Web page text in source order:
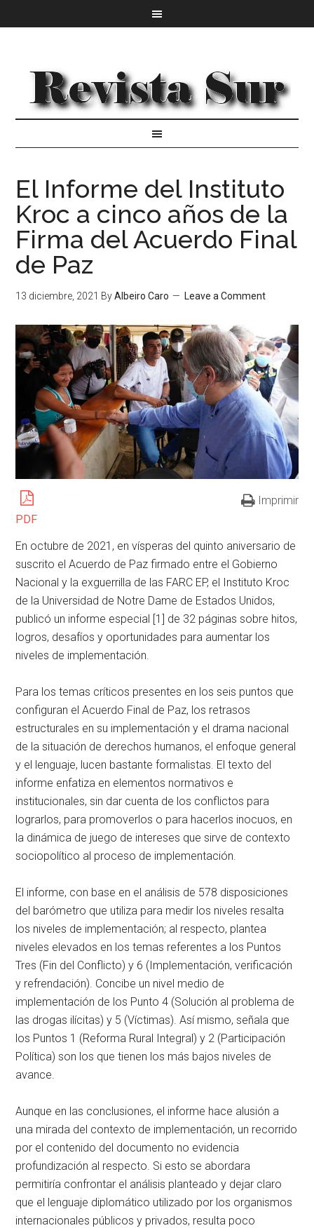
El Informe del Instituto
Kroc a cinco años de la
Firma del Acuerdo Final
de Paz
13 diciembre, 2021 ByAlbeiro Caro Leave a Comment
PDF
Imprimir
En octubre de 2021, en vísperas del quinto aniversario de
suscrito el Acuerdo de Paz firmado entre el Gobierno
Nacional y la exguerrilla de las FARC EP, el Instituto Kroc
de la Universidad de Notre Dame de Estados Unidos,
publicó un informe especial [1] de 32 páginas sobre hitos,
logros, desafíos y oportunidades para aumentar los
niveles de implementación.
Para los temas críticos presentes en los seis puntos que
configuran el Acuerdo Final de Paz, los retrasos
estructurales en su implementación y el drama nacional
de la situación de derechos humanos, el enfoque general
y el lenguaje, lucen bastante formalistas. El texto del
informe enfatiza en elementos normativos e
institucionales, sin dar cuenta de los conflictos para
lograrlos, para promoverlos o para hacerlos inocuos, en
la dinámica de juego de intereses que sirve de contexto
sociopolítico al proceso de implementación.
El informe, con base en el análisis de 578 disposiciones
del barómetro que utiliza para medir los niveles resalta
los niveles de implementación; al respecto, plantea
niveles elevados en los temas referentes a los Puntos
Tres (Fin del Conflicto) y 6 (Implementación, verificación
y refrendación). Concibe un nivel medio de
implementación de los Punto 4 (Solución al problema de
las drogas ilícitas) y 5 (Víctimas). Así mismo, señala que
los Puntos 1 (Reforma Rural Integral) y 2 (Participación
Política) son los que tienen los más bajos niveles de
avance.
Aunque en las conclusiones, el informe hace alusión a
una mirada del contexto de implementación, un recorrido
por el contenido del documento no evidencia
profundización al respecto. Si esto se abordara
permitiría confrontar el análisis planteado y dejar claro
que el lenguaje diplomático utilizado por los organismos
internacionales públicos y privados, resulta poco